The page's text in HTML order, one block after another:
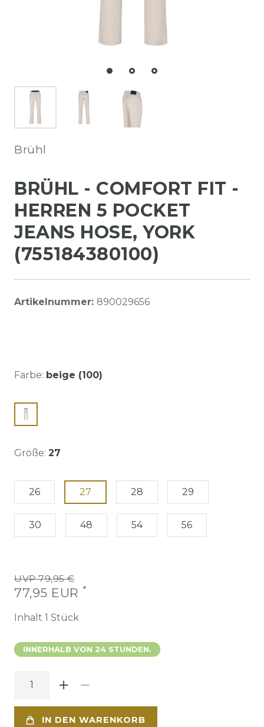
Brühl
BRÜHL - COMFORT FIT -
HERREN 5 POCKET
JEANS HOSE, YORK
(755184380100)
Artikelnummer: 890029656
Farbe: beige (100)
Größe: 27
26 27 28 29
30 48 54 56
UVP 79,95 €
77,95 EUR *
Inhalt 1 Stück
INNERHALB VON 24 STUNDEN.
IN DEN WARENKORB